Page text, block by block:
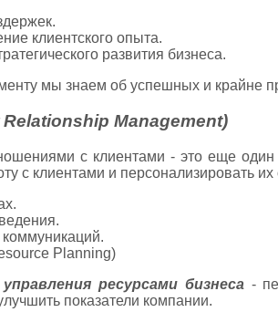
клиентского опыта.
развития бизнеса.
мы знаем об успешных и крайне
Management)
с клиентами - это еще
с клиентами и персонализировать их
Planning)
ресурсами бизнеса-
показатели компании.